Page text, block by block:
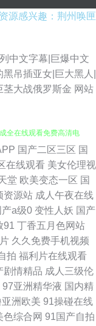
源感兴趣：荆州唤匣
中文字幕|巨爆中文
吊插亚女|巨大黑人|
茎大战俄罗斯金 网站
产在线aⅴ精品 国产精品
全在线观看免费高清电
这里只有精品视频 国产
天高清视频在 日韩精品
全在线观看免费完整版
费视频 中文字幕有码在
国产二区三区 国
在线观看 美女伦理视
堂 欧美变态一区 国
资源站 成人午夜在线
产a级0 变性人妖 国产
91 丁香五月色网站
久久免费手机视频
拍 福利片在线观看
剧情精品 成人三级伦
97亚洲精华液 国内精
洲欧美 91操碰在线
色综合网 91国产自拍